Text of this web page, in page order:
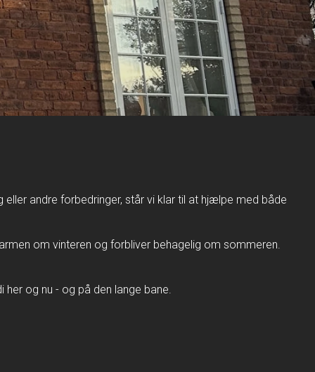
andre forbedringer, står vi klar til at hjælpe med både
om vinteren og forbliver behagelig om sommeren.
og nu - og på den lange bane.